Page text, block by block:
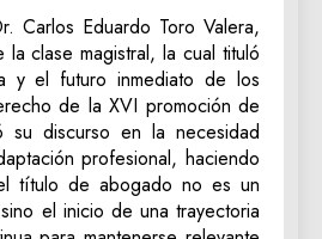
Carlos Eduardo Toro Valera,
clase magistral, la cual tituló
y el futuro inmediato de los
de la XVI promoción de
su discurso en la necesidad
profesional, haciendo
título de abogado no es un
el inicio de una trayectoria